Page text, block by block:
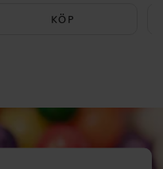
KÖP